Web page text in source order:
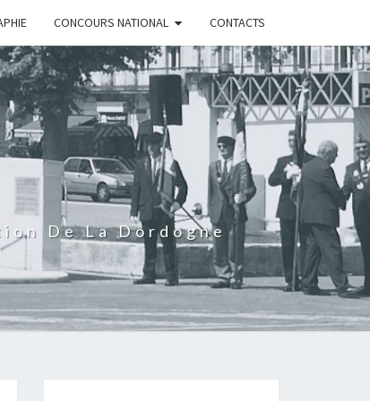
CONCOURS NATIONAL CONTACTS
De La Dordogne